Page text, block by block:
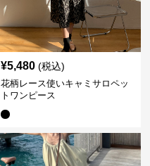
¥5,480 (税込)
花柄レース使いキャミサロペッ
トワンピース